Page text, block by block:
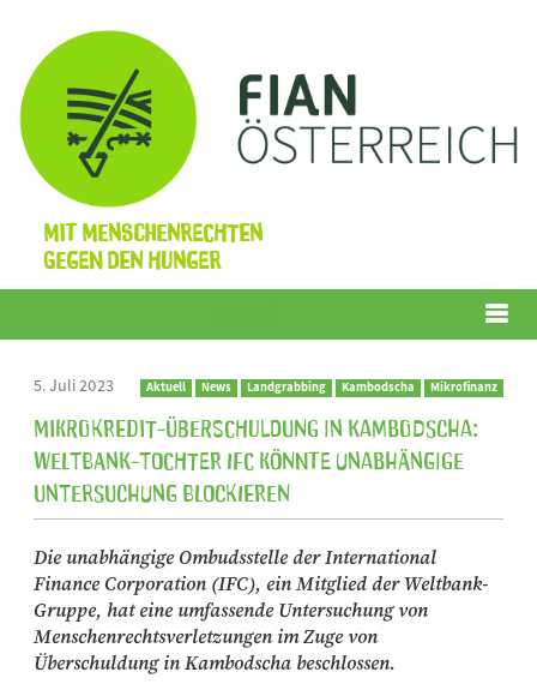
Mit Menschenrechten
gegen den Hunger
5. Juli 2023 Aktuell News Landgrabbing Kambodscha Mikrofinanz
Mikrokredit-Überschuldung in Kambodscha:
Weltbank-Tochter IFC könnte unabhängige
Untersuchung blockieren
Die unabhängige Ombudsstelle der International
Finance Corporation (IFC), ein Mitglied der Weltbank-
Gruppe, hat eine umfassende Untersuchung von
Menschenrechtsverletzungen im Zuge von
Überschuldung in Kambodscha beschlossen.